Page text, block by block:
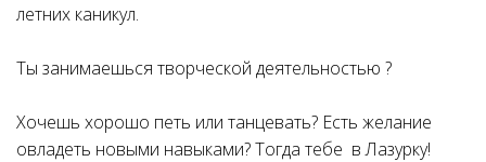
летних каникул.
Ты занимаешься творческой деятельностью ?
Хочешь хорошо петь или танцевать? Есть желание
овладеть новыми навыками? Тогда тебе в Лазурку!